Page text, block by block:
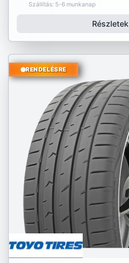
Szállítás: 5-6 munkanap
Részletek
RENDELÉSRE